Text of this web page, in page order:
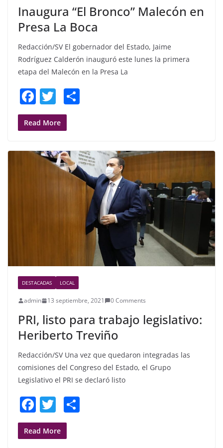
Inaugura “El Bronco” Malecón en
Presa La Boca
Redacción/SV El gobernador del Estado, Jaime
Rodríguez Calderón inauguró este lunes la primera
etapa del Malecón en la Presa La
F
a
c
b
T
w
itt
Read More
DESTACADAS LOCAL
admin 13 septiembre, 2021 0 Comments
PRI, listo para trabajo legislativo:
Heriberto Treviño
Redacción/SV Una vez que quedaron integradas las
comisiones del Congreso del Estado, el Grupo
Legislativo el PRI se declaró listo
F
a
c
T
w
itt
Read More